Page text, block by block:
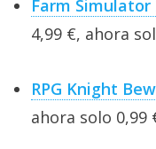
Farm
4,99 €, ahora
RPG Knight
ahora solo 0,99